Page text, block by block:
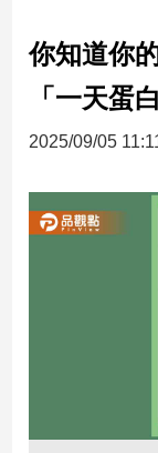
台
財
新
產
經/
品
你知道你
「一天蛋
2025/09/05